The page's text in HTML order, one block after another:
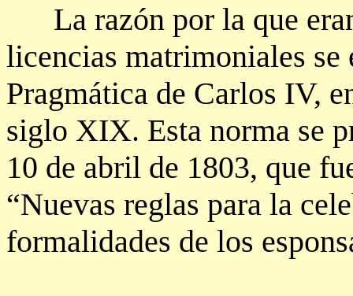
La razón por la que eran
licencias matrimoniales se
Pragmática de Carlos IV,
siglo XIX. Esta norma se
10 de abril de 1803, que
“Nuevas reglas para la
formalidades de los